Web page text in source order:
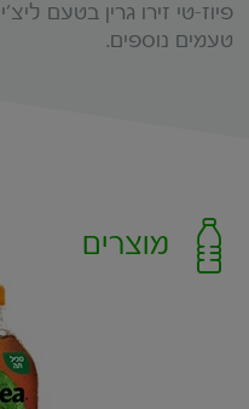
פיוז-טי זירו גרין בטעם
טעמים נוספים.
מוצרים